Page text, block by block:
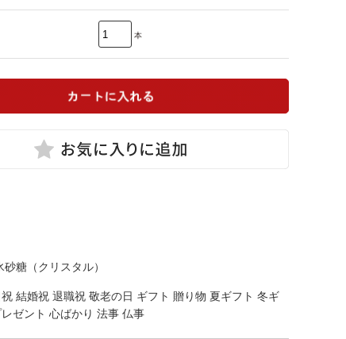
本
糖（クリスタル）
結婚祝 退職祝 敬老の日 ギフト 贈り物 夏ギフト 冬ギ
ゼント 心ばかり 法事 仏事